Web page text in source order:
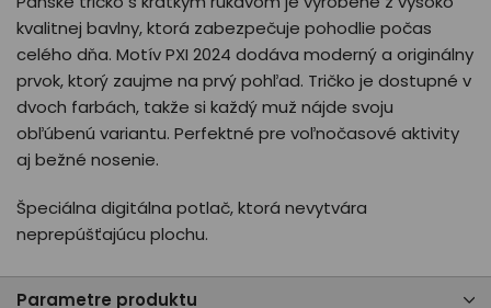
kvalitnej bavlny, ktorá zabezpečuje pohodlie počas
celého dňa. Motív PXI 2024 dodáva moderný a originálny
prvok, ktorý zaujme na prvý pohľad. Tričko je dostupné v
dvoch farbách, takže si každý muž nájde svoju
obľúbenú variantu. Perfektné pre voľnočasové aktivity
aj bežné nosenie.
Špeciálna digitálna potlač, ktorá nevytvára
neprepúšťajúcu plochu.
Parametre produktu